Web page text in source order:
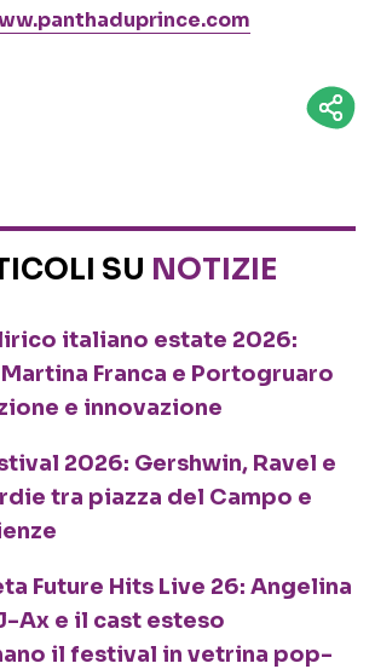
SU NOTIZIE
italiano estate 2026:
Franca e Portogruaro
e innovazione
2026: Gershwin, Ravel e
tra piazza del Campo e
Future Hits Live 26: Angelina
Ax e il cast esteso
il festival in vetrina pop-